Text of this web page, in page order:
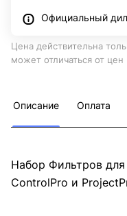
Официальный
Цена действительна
может отличаться от
Описание Оплата
Набор Фильтров для
ControlPro и